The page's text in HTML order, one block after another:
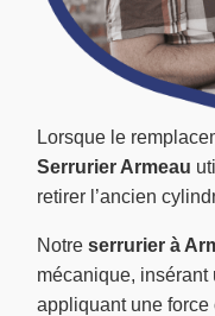
Lorsque le
Serrurier Armeau
retirer l’ancien
Notre serrurier à
mécanique,
appliquant une